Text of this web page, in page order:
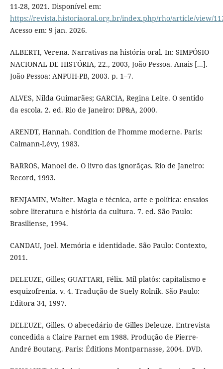
11-28, 2021. Disponível em:
https://revista.historiaoral.org.br/index.php/rho/article/view/
Acesso em: 9 jan. 2026.
ALBERTI, Verena. Narrativas na história oral. In: SIMPÓSIO
NACIONAL DE HISTÓRIA, 22., 2003, João Pessoa. Anais [...].
João Pessoa: ANPUH-PB, 2003. p. 1–7.
ALVES, Nilda Guimarães; GARCIA, Regina Leite. O sentido
da escola. 2. ed. Rio de Janeiro: DP&A, 2000.
ARENDT, Hannah. Condition de l’homme moderne. Paris:
Calmann-Lévy, 1983.
BARROS, Manoel de. O livro das ignorãças. Rio de Janeiro:
Record, 1993.
BENJAMIN, Walter. Magia e técnica, arte e política: ensaios
sobre literatura e história da cultura. 7. ed. São Paulo:
Brasiliense, 1994.
CANDAU, Joel. Memória e identidade. São Paulo: Contexto,
2011.
DELEUZE, Gilles; GUATTARI, Félix. Mil platôs: capitalismo e
esquizofrenia. v. 4. Tradução de Suely Rolnik. São Paulo:
Editora 34, 1997.
DELEUZE, Gilles. O abecedário de Gilles Deleuze. Entrevista
concedida a Claire Parnet em 1988. Produção de Pierre-
André Boutang. Paris: Éditions Montparnasse, 2004. DVD.